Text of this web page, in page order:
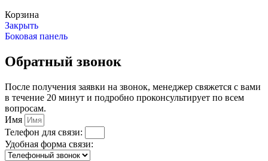
Корзина
Закрыть
Боковая панель
Обратный звонок
После получения заявки на звонок, менеджер свяжется с вами
в течение 20 минут и подробно проконсультирует по всем
вопросам.
Имя
Телефон для связи:
Удобная форма связи: